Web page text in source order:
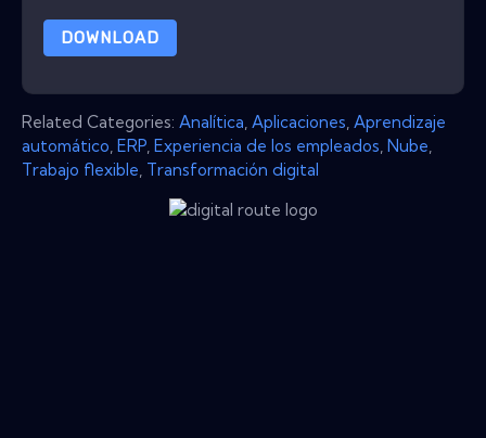
DOWNLOAD
Related Categories: Analítica Aplicaciones Aprendizaje
automático ERP Experiencia de los empleados Nube
Trabajo flexible Transformación digital